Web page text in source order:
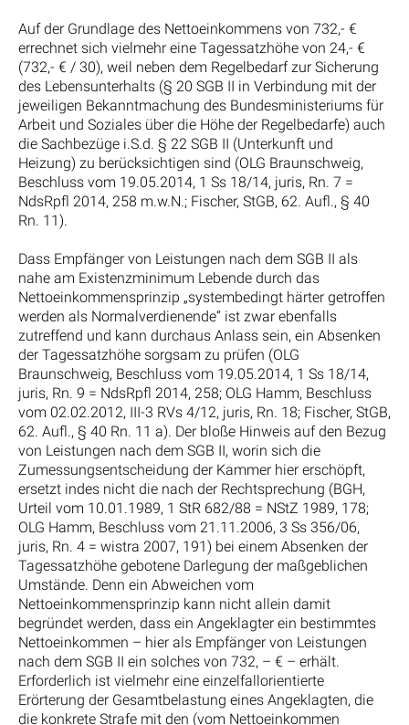
Auf der Grundlage des Nettoeinkommens von 732,- €
errechnet sich vielmehr eine Tagessatzhöhe von 24,- €
(732,- € / 30), weil neben dem Regelbedarf zur Sicherung
des Lebensunterhalts (§ 20 SGB II in Verbindung mit der
jeweiligen Bekanntmachung des Bundesministeriums für
Arbeit und Soziales über die Höhe der Regelbedarfe) auch
die Sachbezüge i.S.d. § 22 SGB II (Unterkunft und
Heizung) zu berücksichtigen sind (OLG Braunschweig,
Beschluss vom 19.05.2014, 1 Ss 18/14, juris, Rn. 7 =
NdsRpfl 2014, 258 m.w.N.; Fischer, StGB, 62. Aufl., § 40
Rn. 11).
Dass Empfänger von Leistungen nach dem SGB II als
nahe am Existenzminimum Lebende durch das
Nettoeinkommensprinzip „systembedingt härter getroffen
werden als Normalverdienende“ ist zwar ebenfalls
zutreffend und kann durchaus Anlass sein, ein Absenken
der Tagessatzhöhe sorgsam zu prüfen (OLG
Braunschweig, Beschluss vom 19.05.2014, 1 Ss 18/14,
juris, Rn. 9 = NdsRpfl 2014, 258; OLG Hamm, Beschluss
vom 02.02.2012, III-3 RVs 4/12, juris, Rn. 18; Fischer, StGB,
62. Aufl., § 40 Rn. 11 a). Der bloße Hinweis auf den Bezug
von Leistungen nach dem SGB II, worin sich die
Zumessungsentscheidung der Kammer hier erschöpft,
ersetzt indes nicht die nach der Rechtsprechung (BGH,
Urteil vom 10.01.1989, 1 StR 682/88 = NStZ 1989, 178;
OLG Hamm, Beschluss vom 21.11.2006, 3 Ss 356/06,
juris, Rn. 4 = wistra 2007, 191) bei einem Absenken der
Tagessatzhöhe gebotene Darlegung der maßgeblichen
Umstände. Denn ein Abweichen vom
Nettoeinkommensprinzip kann nicht allein damit
begründet werden, dass ein Angeklagter ein bestimmtes
Nettoeinkommen – hier als Empfänger von Leistungen
nach dem SGB II ein solches von 732, – € – erhält.
Erforderlich ist vielmehr eine einzelfallorientierte
Erörterung der Gesamtbelastung eines Angeklagten, die
die konkrete Strafe mit den (vom Nettoeinkommen